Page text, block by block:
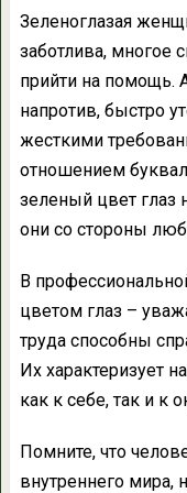
Зеленоглазая
заботлива, многое
прийти на помощь.
напротив, быстро
жесткими
отношением
зеленый цвет глаз
они со стороны
В
цветом глаз –
труда способны
Их характеризует
как к себе, так и к
Помните, что
внутреннего мира,